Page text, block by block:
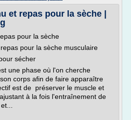
et repas pour la sèche |
pour la sèche
pour la sèche musculaire
sécher
une phase où l'on cherche
corps afin de faire apparaître
est de préserver le muscle et
à la fois l'entraînement de